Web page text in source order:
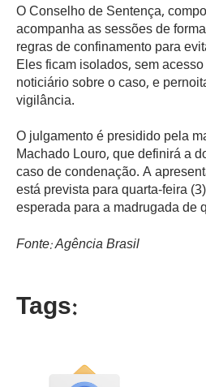
O Conselho de Sentença,
acompanha as sessões de
regras de confinamento para
Eles ficam isolados, sem
noticiário sobre o caso, e
vigilância.
O julgamento é presidido pela
Machado Louro, que definirá a
caso de condenação. A
está prevista para quarta-feira
esperada para a madrugada de
Fonte: Agência Brasil
Tags: